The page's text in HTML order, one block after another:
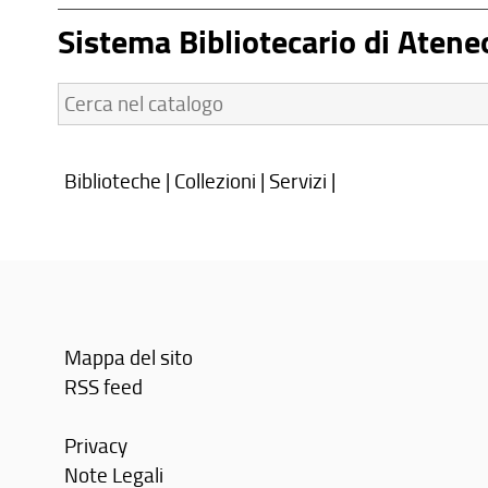
Sistema Bibliotecario di
Cerca
nel
Biblioteche | Collezioni | Servizi |
Mappa del sito
RSS feed
Privacy
Note Legali